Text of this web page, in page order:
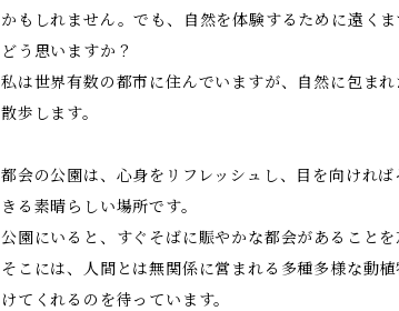
かもしれません。でも、自然を体験するために遠く
どう思いますか？
私は世界有数の都市に住んでいますが、自然に包ま
散歩します。
都会の公園は、心身をリフレッシュし、目を向けれ
きる素晴らしい場所です。
公園にいると、すぐそばに賑やかな都会があることを
そこには、人間とは無関係に営まれる多種多様な動
けてくれるのを待っています。